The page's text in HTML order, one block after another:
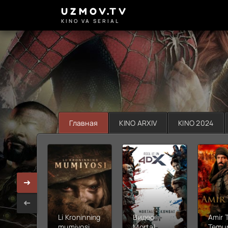
UZMOV.TV
KINO VA SERIAL
Главная KINO ARXIV KINO 2024
Li Kroninning
Видео
Amir